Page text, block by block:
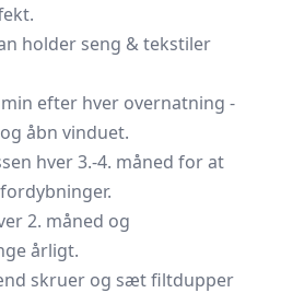
holder seng & tekstiler
efter hver overnatning -
åbn vinduet.
hver 3.-4. måned for at
2. måned og
årligt.
skruer og sæt filtdupper